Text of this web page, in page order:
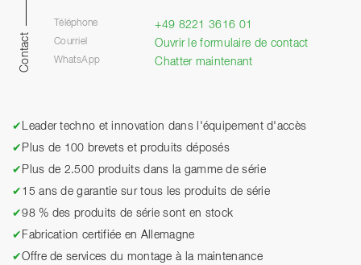
Contact
Téléphone +49 8221 3616 01
Courriel Ouvrir le formulaire de contact
WhatsApp Chatter maintenant
✔ Leader techno et innovation dans l'équipement d'accès
✔ Plus de 100 brevets et produits déposés
✔ Plus de 2.500 produits dans la gamme de série
✔ 15 ans de garantie sur tous les produits de série
✔98 % des produits de série sont en stock
✔ Fabrication certifiée en Allemagne
✔Offre de services du montage à la maintenance